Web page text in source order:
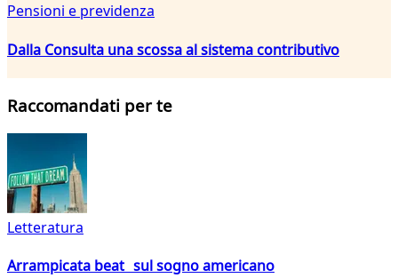
Pensioni e previdenza
Dalla Consulta una scossa al sistema contributivo
Raccomandati per te
Letteratura
Arrampicata beat sul sogno americano